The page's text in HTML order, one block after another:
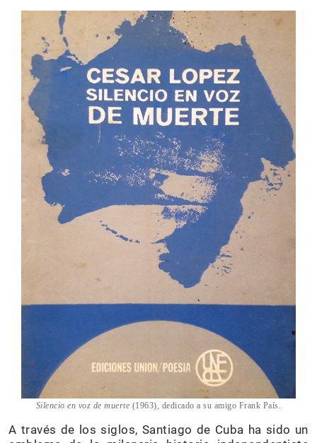
Silencio en voz de muerte (1963), dedicado a su amigo Frank País.
A través de los siglos, Santiago de Cuba ha sido un